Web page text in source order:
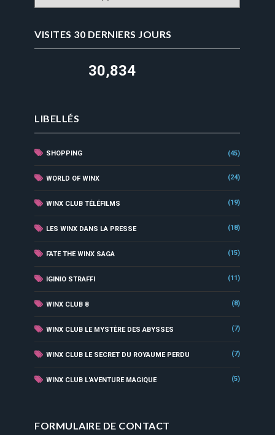
VISITES 30 DERNIERS JOURS
30,834
LIBELLÉS
SHOPPING (45)
WORLD OF WINX (24)
WINX CLUB TÉLÉFILMS (19)
LES WINX DANS LA PRESSE (18)
FATE THE WINX SAGA (15)
IGINIO STRAFFI (11)
WINX CLUB 8 (8)
WINX CLUB LE MYSTÈRE DES ABYSSES (7)
WINX CLUB LE SECRET DU ROYAUME PERDU (7)
WINX CLUB L'AVENTURE MAGIQUE (5)
FORMULAIRE DE CONTACT